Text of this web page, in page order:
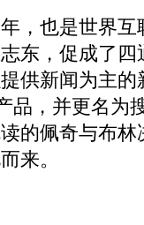
也是世界互
东，促成了
供新闻为主
品，并更名为
的佩奇与布
来。